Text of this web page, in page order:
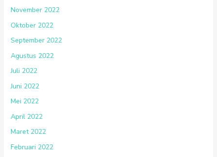
November 2022
Oktober 2022
September 2022
Agustus 2022
Juli 2022
Juni 2022
Mei 2022
April 2022
Maret 2022
Februari 2022